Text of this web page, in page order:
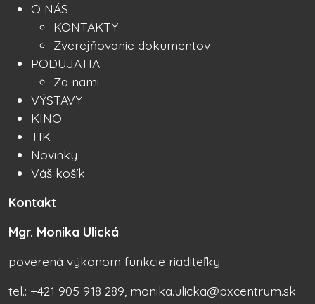
O NÁS
KONTAKTY
Zverejňovanie dokumentov
PODUJATIA
Za nami
VÝSTAVY
KINO
TIK
Novinky
Váš košík
Kontakt
Mgr. Monika Ulická
poverená výkonom funkcie riaditeľky
tel.: +421 905 918 289, monika.ulicka@pxcentrum.sk